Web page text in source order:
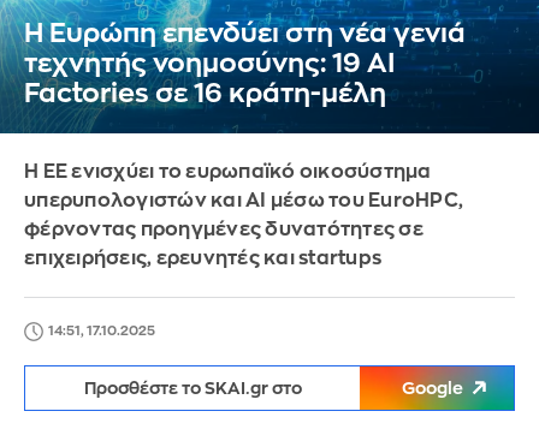
Η Ευρώπη επενδύει στη νέα γενιά
τεχνητής νοημοσύνης: 19 AI
Factories σε 16 κράτη-μέλη
Η ΕΕ ενισχύει το ευρωπαϊκό οικοσύστημα
υπερυπολογιστών και AI μέσω του EuroHPC,
φέρνοντας προηγμένες δυνατότητες σε
επιχειρήσεις, ερευνητές και startups
14:51, 17.10.2025
Προσθέστε το SKAI.gr στο Google